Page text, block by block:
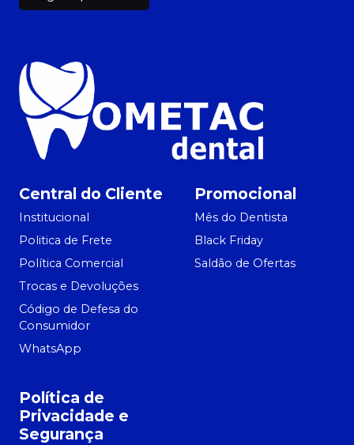
Central do Cliente
Institucional
Politica de Frete
Política Comercial
Trocas e Devoluções
Código de Defesa do
Consumidor
WhatsApp
Promocional
Mês do Dentista
Black Friday
Saldão de Ofertas
Política de
Privacidade e
Segurança